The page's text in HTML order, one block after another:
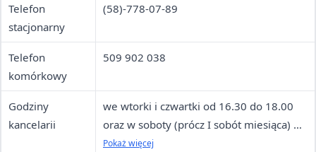
Telefon
stacjonarny
(58)-778-07-89
Telefon
komórkowy
509 902 038
Godziny
kancelarii
we wtorki i czwartki od 16.30 do 18.00
oraz w soboty (prócz I sobót miesiąca) od
8.30 do 9.30
Pokaż więcej